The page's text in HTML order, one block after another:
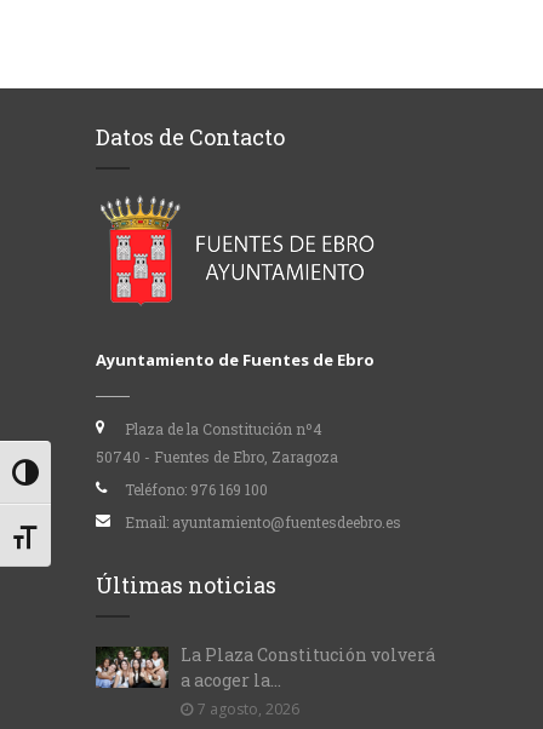
Alternar alto contraste
Alternar tamaño de letra
Datos de Contacto
Ayuntamiento de Fuentes de Ebro
Plaza de la Constitución nº4
50740 - Fuentes de Ebro, Zaragoza
Teléfono: 976 169 100
Email: ayuntamiento@fuentesdeebro.es
Últimas noticias
La Plaza Constitución volverá
a acoger la...
7 agosto, 2026